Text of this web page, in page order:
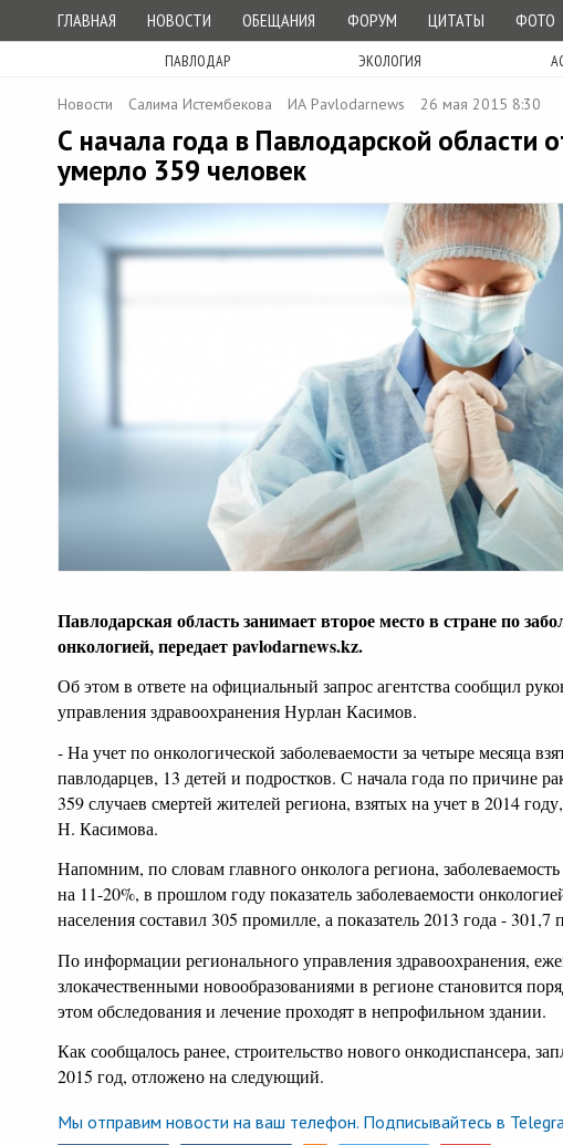
ГЛАВНАЯ НОВОСТИ ОБЕЩАНИЯ ФОРУМ ЦИТАТЫ ФОТО
ПАВЛОДАР ЭКОЛОГИЯ
Новости Салима Истембекова ИА Pavlodarnews 26 мая 2015 8:30
С начала года в Павлодарской области
умерло 359 человек
Павлодарская область занимает второе место в стране по
онкологией, передает pavlodarnews.kz.
Об этом в ответе на официальный запрос агентства сообщил
управления здравоохранения Нурлан Касимов.
- На учет по онкологической заболеваемости за четыре месяца
павлодарцев, 13 детей и подростков. С начала года по причине
359 случаев смертей жителей региона, взятых на учет в 2014
Н. Касимова.
Напомним, по словам главного онколога региона,
на 11-20%, в прошлом году показатель заболеваемости
населения составил 305 промилле, а показатель 2013 года - 301,7
По информации регионального управления здравоохранения,
злокачественными новообразованиями в регионе становится
этом обследования и лечение проходят в непрофильном здании.
Как сообщалось ранее, строительство нового онкодиспансера,
2015 год, отложено на следующий.
Мы отправим новости на ваш телефон. Подписывайтесь в